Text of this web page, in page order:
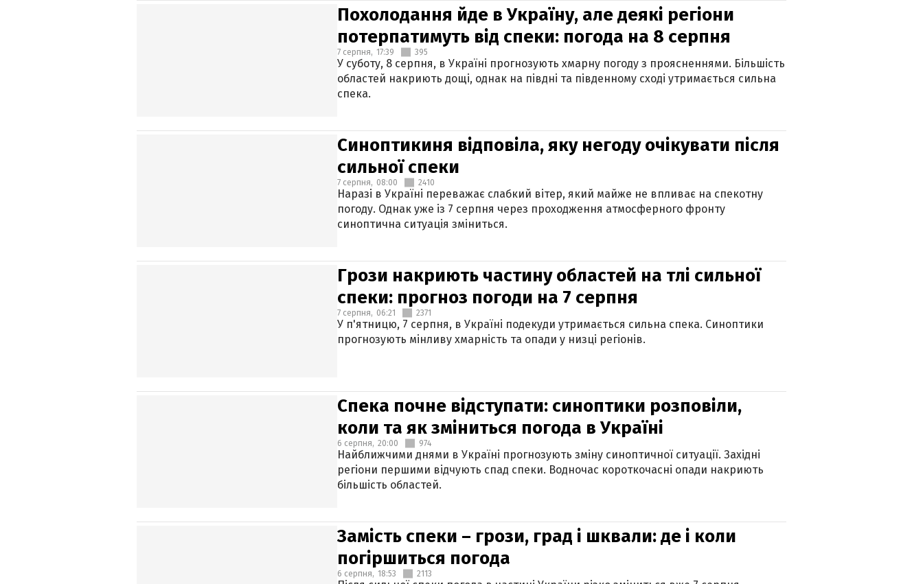
Похолодання йде в Україну, але деякі регіони
потерпатимуть від спеки: погода на 8 серпня
7 серпня, 17:39 395
У суботу, 8 серпня, в Україні прогнозують хмарну погоду з проясненнями. Більшість
областей накриють дощі, однак на півдні та південному сході утримається сильна
спека.
Синоптикиня відповіла, яку негоду очікувати після
сильної спеки
7 серпня, 08:00 2410
Наразі в Україні переважає слабкий вітер, який майже не впливає на спекотну
погоду. Однак уже із 7 серпня через проходження атмосферного фронту
синоптична ситуація зміниться.
Грози накриють частину областей на тлі сильної
спеки: прогноз погоди на 7 серпня
7 серпня, 06:21 2371
У п'ятницю, 7 серпня, в Україні подекуди утримається сильна спека. Синоптики
прогнозують мінливу хмарність та опади у низці регіонів.
Спека почне відступати: синоптики розповіли,
коли та як зміниться погода в Україні
6 серпня, 20:00 974
Найближчими днями в Україні прогнозують зміну синоптичної ситуації. Західні
регіони першими відчують спад спеки. Водночас короткочасні опади накриють
більшість областей.
Замість спеки – грози, град і шквали: де і коли
погіршиться погода
6 серпня, 18:53 2113